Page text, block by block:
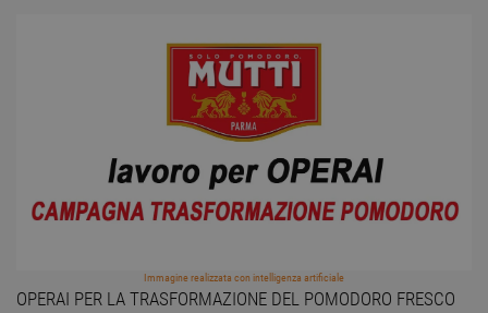
Immagine realizzata con intelligenza artificiale
OPERAI PER LA TRASFORMAZIONE DEL POMODORO FRESCO